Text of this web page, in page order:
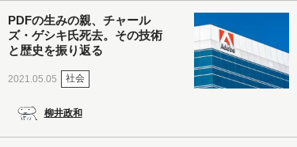
PDFの生みの親、チャール
ズ・ゲシキ氏死去。その技術
と歴史を振り返る
2021.05.05 社会
柳井政和